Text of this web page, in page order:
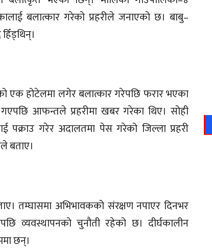
बलात्कार गरेको प्रहरीले जनाएको छ। बाबु–
एक होटेलमा लगेर बलात्कार गरेपछि फरार भएका
आफन्तले प्रहरीमा खबर गरेका थिए। सोही
पक्राउ गरेर अदालतमा पेस गरेको जिल्ला प्रहरी
बताए।
तम्घासमा अभिभावकको संरक्षण नपाएर दिनभर
व्यवस्थापनको चुनौती रहेको छ। दीर्घकालीन
छन्।